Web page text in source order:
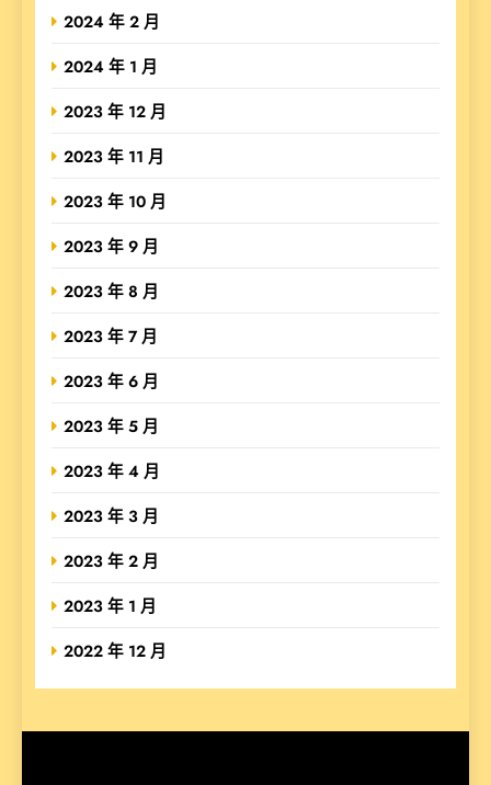
2024 年 2 月
2024 年 1 月
2023 年 12 月
2023 年 11 月
2023 年 10 月
2023 年 9 月
2023 年 8 月
2023 年 7 月
2023 年 6 月
2023 年 5 月
2023 年 4 月
2023 年 3 月
2023 年 2 月
2023 年 1 月
2022 年 12 月